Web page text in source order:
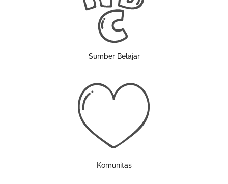
Sumber Belajar
Komunitas